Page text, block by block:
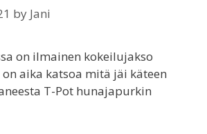
by Jani
on ilmainen kokeilujakso
aika katsoa mitä jäi käteen
T-Pot hunajapurkin